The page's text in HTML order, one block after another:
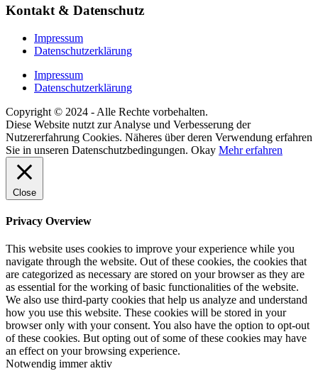
Kontakt & Datenschutz
Impressum
Datenschutzerklärung
Impressum
Datenschutzerklärung
Copyright © 2024 - Alle Rechte vorbehalten.
Diese Website nutzt zur Analyse und Verbesserung der
Nutzererfahrung Cookies. Näheres über deren Verwendung erfahren
Sie in unseren Datenschutzbedingungen. Okay Mehr erfahren
Close
Privacy Overview
This website uses cookies to improve your experience while you
navigate through the website. Out of these cookies, the cookies that
are categorized as necessary are stored on your browser as they are
as essential for the working of basic functionalities of the website.
We also use third-party cookies that help us analyze and understand
how you use this website. These cookies will be stored in your
browser only with your consent. You also have the option to opt-out
of these cookies. But opting out of some of these cookies may have
an effect on your browsing experience.
Notwendig immer aktiv